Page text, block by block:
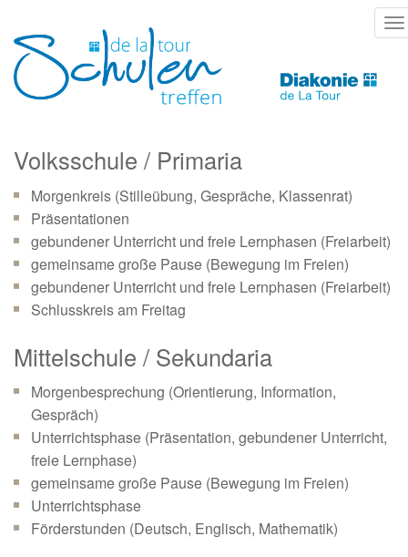
zum
Inhalt
Volksschule / Primaria
Morgenkreis (Stilleübung, Gespräche, Klassenrat)
Präsentationen
gebundener Unterricht und freie Lernphasen (Freiarbeit)
gemeinsame große Pause (Bewegung im Freien)
gebundener Unterricht und freie Lernphasen (Freiarbeit)
Schlusskreis am Freitag
Mittelschule / Sekundaria
Morgenbesprechung (Orientierung, Information,
Gespräch)
Unterrichtsphase (Präsentation, gebundener Unterricht,
freie Lernphase)
gemeinsame große Pause (Bewegung im Freien)
Unterrichtsphase
Förderstunden (Deutsch, Englisch, Mathematik)